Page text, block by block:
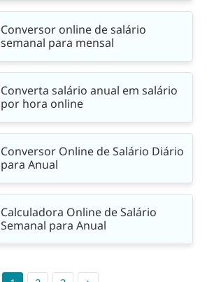
Conversor online de salário
semanal para mensal
Converta salário anual em salário
por hora online
Conversor Online de Salário Diário
para Anual
Calculadora Online de Salário
Semanal para Anual